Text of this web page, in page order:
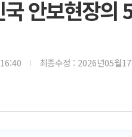
안보현장
최종수정 : 2026년05월